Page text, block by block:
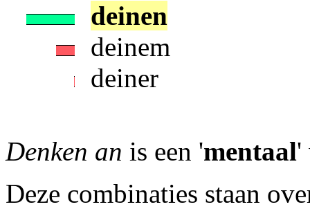
deinen
deinem
deiner
Denken an is een 'mentaal'
Deze combinaties staan